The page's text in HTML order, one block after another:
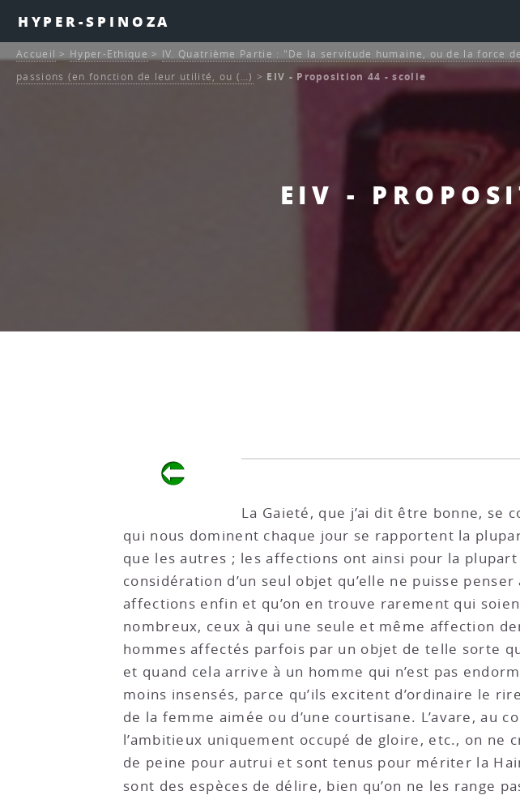
HYPER-SPINOZA
EIV -
Accueil > Hyper-Ethique > IV. Quatrième Partie : "De la servitude humaine, ou de la force
passions (en fonction de leur utilité, ou (…) > EIV - Proposition 44 - scolie
La Gaieté, que j’ai dit être bonne, se
qui nous dominent chaque jour se rapportent la
que les autres ; les affections ont ainsi pour la
considération d’un seul objet qu’elle ne puisse
affections enfin et qu’on en trouve rarement qui
nombreux, ceux à qui une seule et même affection
hommes affectés parfois par un objet de telle sorte
et quand cela arrive à un homme qui n’est pas
moins insensés, parce qu’ils excitent d’ordinaire le
de la femme aimée ou d’une courtisane. L’avare, au
l’ambitieux uniquement occupé de gloire, etc., on ne
de peine pour autrui et sont tenus pour mériter la
sont des espèces de délire, bien qu’on ne les range